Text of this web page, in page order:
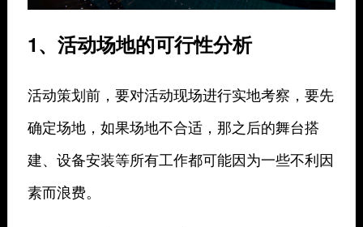
1、活动场地的可行性分析
活动策划前，要对活动现场进行实地考察，要先
确定场地，如果场地不合适，那之后的舞台搭
建、设备安装等所有工作都可能因为一些不利因
素而浪费。